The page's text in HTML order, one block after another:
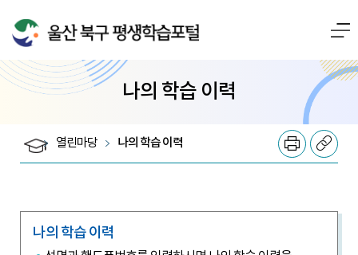
나의 학습 이력
열린마당 나의 학습 이력
나의 학습 이력